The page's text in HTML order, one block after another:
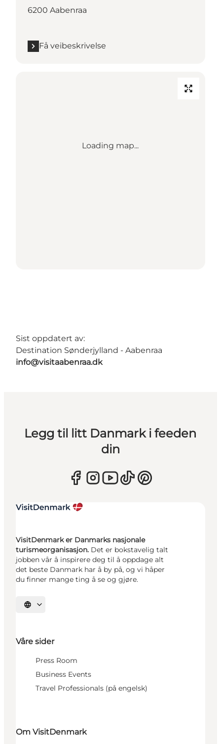
6200 Aabenraa
Få veibeskrivelse
Loading map...
Sist oppdatert av:
Destination Sønderjylland - Aabenraa
info@visitaabenraa.dk
Legg til litt Danmark i feeden
din
VisitDenmark er Danmarks nasjonale
turismeorganisasjon. Det er bokstavelig talt
jobben vår å inspirere deg til å oppdage alt
det beste Danmark har å by på, og vi håper
du finner mange ting å se og gjøre.
Velg språk
Våre sider
Press Room
Business Events
Travel Professionals (på engelsk)
Om VisitDenmark